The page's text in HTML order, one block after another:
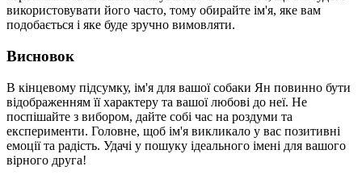
використовувати його часто, тому обирайте ім'я, яке вам
подобається і яке буде зручно вимовляти.
Висновок
В кінцевому підсумку, ім'я для вашої собаки Ян повинно бути
відображенням її характеру та вашої любові до неї. Не
поспішайте з вибором, дайте собі час на роздуми та
експерименти. Головне, щоб ім'я викликало у вас позитивні
емоції та радість. Удачі у пошуку ідеального імені для вашого
вірного друга!